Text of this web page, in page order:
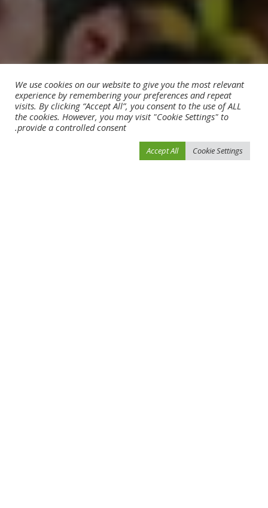
We use cookies on our website to give you the most relevant
experience by remembering your preferences and repeat
visits. By clicking “Accept All”, you consent to the use of ALL
the cookies. However, you may visit "Cookie Settings" to
provide a controlled consent.
Cookie Settings
Accept All